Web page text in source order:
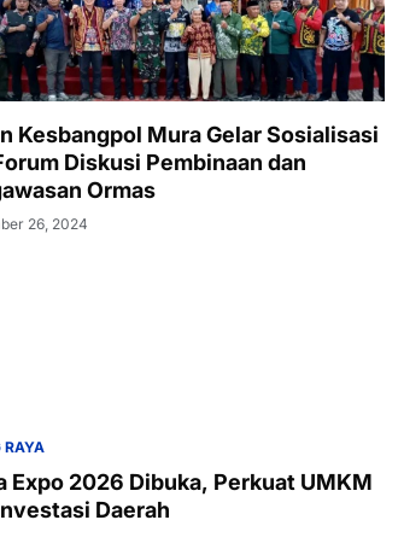
Kesbangpol Mura Gelar Sosialisasi
Diskusi Pembinaan dan
Ormas
26, 2024
RAYA
Expo 2026 Dibuka, Perkuat UMKM
Daerah